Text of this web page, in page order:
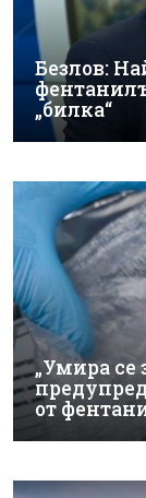
Безлов:
„билка“
„Умира се
от